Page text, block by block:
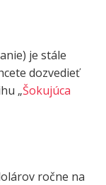
je stále
dozvedieť
„Šokujúca
ročne na